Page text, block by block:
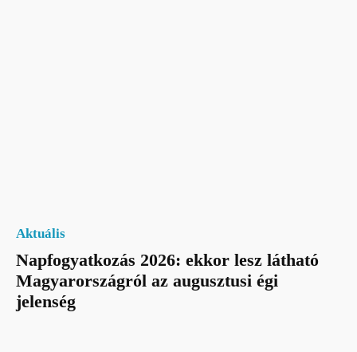
Aktuális
Napfogyatkozás 2026: ekkor lesz látható
Magyarországról az augusztusi égi
jelenség